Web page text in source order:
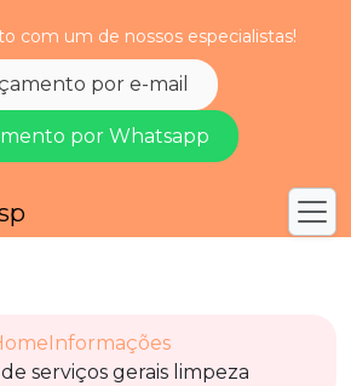
com um de nossos especialistas!
por e-mail
por Whatsapp
Informações
serviços gerais limpeza